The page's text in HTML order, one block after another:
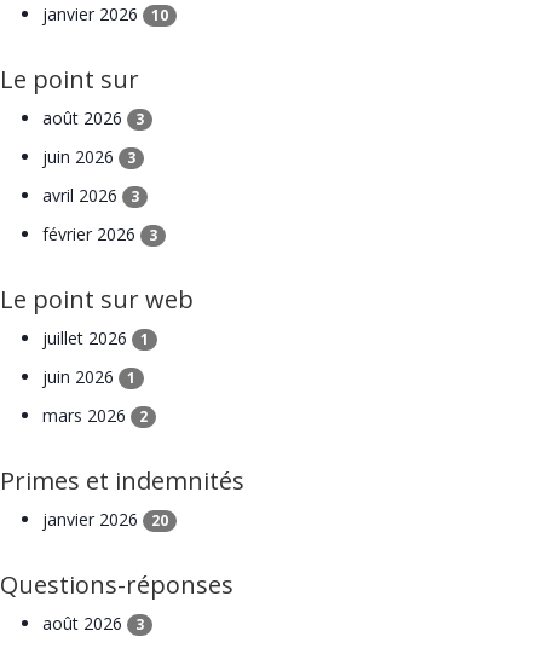
janvier 2026 10
Le point sur
août 2026 3
juin 2026 3
avril 2026 3
février 2026 3
Le point sur web
juillet 2026 1
juin 2026 1
mars 2026 2
Primes et indemnités
janvier 2026 20
Questions-réponses
août 2026 3